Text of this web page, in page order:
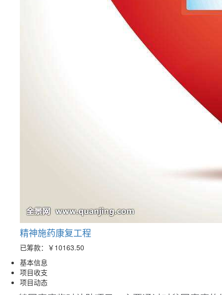
精神施药康复工程
已筹款： ￥10163.50
基本信息
项目收支
项目动态